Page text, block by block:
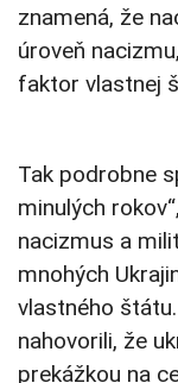
znamená, že
úroveň
faktor vlastnej
Tak podrobne
minulých
nacizmus a
mnohých
vlastného
nahovorili, že
prekážkou na